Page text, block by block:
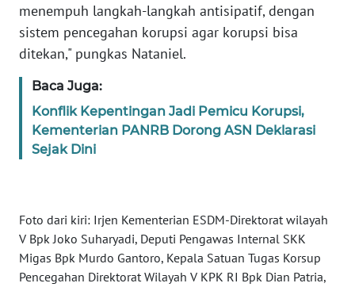
menempuh langkah-langkah antisipatif, dengan
sistem pencegahan korupsi agar korupsi bisa
ditekan," pungkas Nataniel.
Baca Juga:
Konflik Kepentingan Jadi Pemicu Korupsi,
Kementerian PANRB Dorong ASN Deklarasi
Sejak Dini
Foto dari kiri: Irjen Kementerian ESDM-Direktorat wilayah
V Bpk Joko Suharyadi, Deputi Pengawas Internal SKK
Migas Bpk Murdo Gantoro, Kepala Satuan Tugas Korsup
Pencegahan Direktorat Wilayah V KPK RI Bpk Dian Patria,
WN
BABEL
SUMBAR
WN
SUMSEL
WN
LAMPUNG